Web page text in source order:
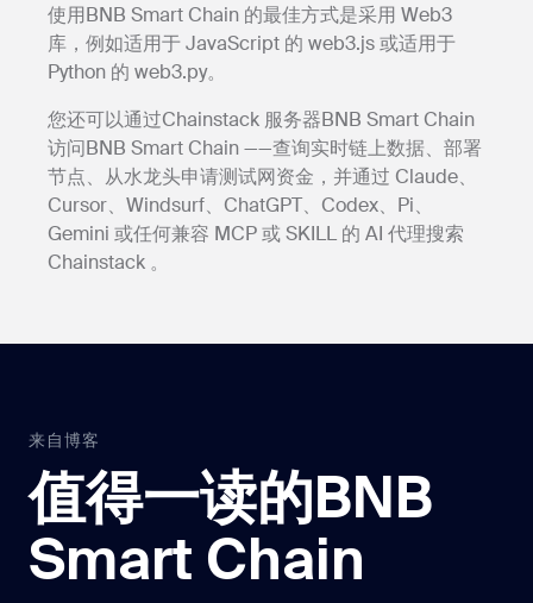
使用BNB Smart Chain 的最佳方式是采用 Web3
库，例如适用于 JavaScript 的 web3.js 或适用于
Python 的 web3.py。
您还可以通过Chainstack 服务器BNB Smart Chain
访问BNB Smart Chain ——查询实时链上数据、部署
节点、从水龙头申请测试网资金，并通过 Claude、
Cursor、Windsurf、ChatGPT、Codex、Pi、
Gemini 或任何兼容 MCP 或 SKILL 的 AI 代理搜索
Chainstack 。
来自博客
值得一读的BNB
Smart Chain